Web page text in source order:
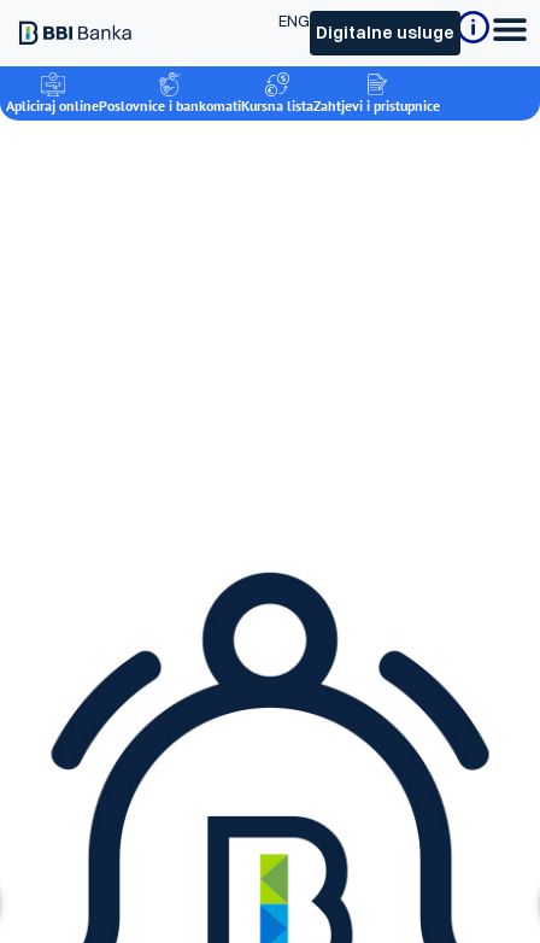
Digitalne usluge
ENG
Apliciraj onlinePoslovnice i bankomatiKursna listaZahtjevi i pristupnice